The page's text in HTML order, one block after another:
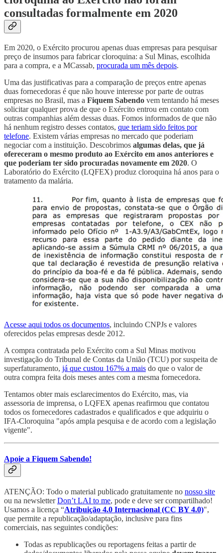
consultadas formalmente em 2020
Em 2020, o Exército procurou apenas duas empresas para pesquisar
preço de insumos para fabricar cloroquina: a Sul Minas, escolhida
para a compra, e a MCassab, procurada um mês depois.
Uma das justificativas para a comparação de preços entre apenas
duas fornecedoras é que não houve interesse por parte de outras
empresas no Brasil, mas a Fiquem Sabendo vem tentando há meses
solicitar qualquer prova de que o Exército entrou em contato com
outras companhias além dessas duas. Fomos informados de que não
há nenhum registro desses contatos, que teriam sido feitos por
telefone. Existem várias empresas no mercado que poderiam
negociar com a instituição. Descobrimos algumas delas, que já
ofereceram o mesmo produto ao Exército em anos anteriores e
que poderiam ter sido procuradas novamente em 2020. O
Laboratório do Exército (LQFEX) produz cloroquina há anos para o
tratamento da malária.
Acesse aqui todos os documentos, incluindo CNPJs e valores
oferecidos pelas empresas desde 2012.
A compra contratada pelo Exército com a Sul Minas motivou
investigação do Tribunal de Contas da União (TCU) por suspeita de
superfaturamento, já que custou 167% a mais do que o valor de
outra compra feita dois meses antes com a mesma fornecedora.
Tentamos obter mais esclarecimentos do Exército, mas, via
assessoria de imprensa, o LQFEX apenas reafirmou que contatou
todos os fornecedores cadastrados e qualificados e que adquiriu o
IFA-Cloroquina "após ampla pesquisa e de acordo com a legislação
vigente".
Apoie a Fiquem Sabendo!
ATENÇÃO: Todo o material publicado gratuitamente no nosso site
ou na newsletterDon’t LAI to me, pode e deve ser compartilhado!
Usamos a licença “Atribuição 4.0 Internacional (CC BY 4.0)",
que permite a republicação/adaptação, inclusive para fins
comerciais, nas seguintes condições:
Todas as republicações ou reportagens feitas a partir de